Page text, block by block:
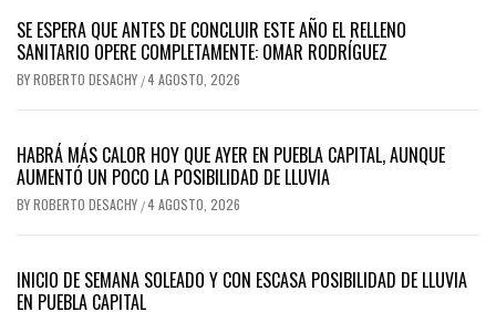
SE ESPERA QUE ANTES DE CONCLUIR ESTE AÑO EL RELLENO
SANITARIO OPERE COMPLETAMENTE: OMAR RODRÍGUEZ
BYROBERTO DESACHY /4 AGOSTO, 2026
HABRÁ MÁS CALOR HOY QUE AYER EN PUEBLA CAPITAL, AUNQUE
AUMENTÓ UN POCO LA POSIBILIDAD DE LLUVIA
BYROBERTO DESACHY /4 AGOSTO, 2026
INICIO DE SEMANA SOLEADO Y CON ESCASA POSIBILIDAD DE LLUVIA
EN PUEBLA CAPITAL